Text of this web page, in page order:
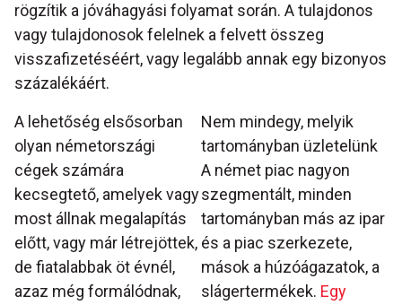
rögzítik a jóváhagyási folyamat során. A tulajdonos
vagy tulajdonosok felelnek a felvett összeg
visszafizetéséért, vagy legalább annak egy bizonyos
százalékáért.
Nem mindegy, melyik
tartományban üzletelünk
A német piac nagyon
szegmentált, minden
tartományban más az ipar
és a piac szerkezete,
mások a húzóágazatok, a
slágertermékek. Egy
A lehetőség elsősorban
olyan németországi
cégek számára
kecsegtető, amelyek vagy
most állnak megalapítás
előtt, vagy már létrejöttek,
de fiatalabbak öt évnél,
azaz még formálódnak,